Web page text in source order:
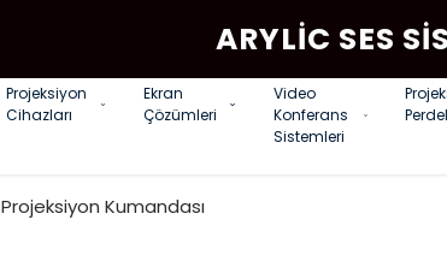
ARYLIC SES
Projeksiyon
Cihazları
Ekran
Çözümleri
Video
Konferans
Sistemleri
Projeksiyon Kumandası